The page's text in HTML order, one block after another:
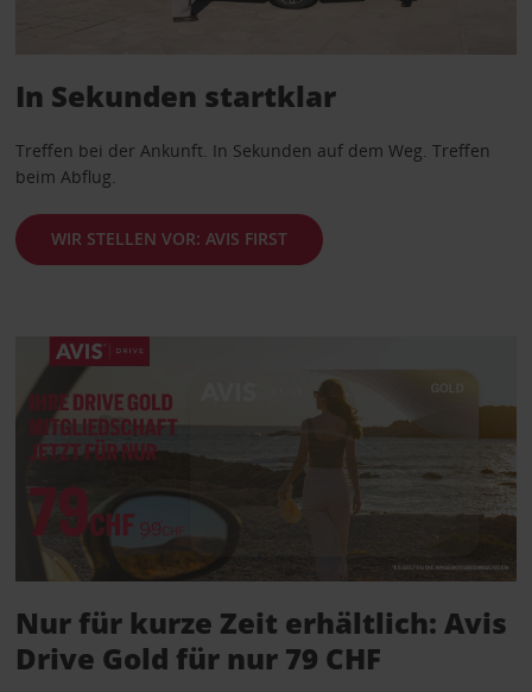
In Sekunden startklar
Treffen bei der Ankunft. In Sekunden auf dem Weg. Treffen
beim Abflug.
WIR STELLEN VOR: AVIS FIRST
Nur für kurze Zeit erhältlich: Avis
Drive Gold für nur 79 CHF